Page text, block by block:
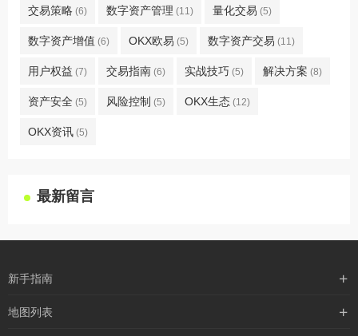
交易策略 (6) 数字资产管理 (11) 量化交易 (5)
数字资产增值 (6) OKX欧易 (5) 数字资产交易 (11)
用户权益 (7) 交易指南 (6) 实战技巧 (5) 解决方案 (8)
资产安全 (5) 风险控制 (5) OKX生态 (12)
OKX资讯 (5)
最新留言
新手指南
购买流程
地图列表